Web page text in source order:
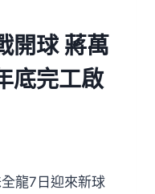
開球 蔣萬
底完工啟
龍7日迎來新球